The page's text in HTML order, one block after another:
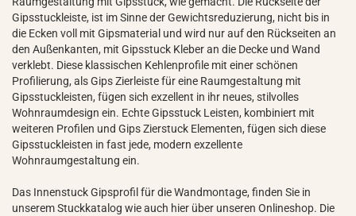
Gipsstuckleiste, ist im Sinne der Gewichtsreduzierung, nicht bis in
die Ecken voll mit Gipsmaterial und wird nur auf den Rückseiten an
den Außenkanten, mit Gipsstuck Kleber an die Decke und Wand
verklebt. Diese klassischen Kehlenprofile mit einer schönen
Profilierung, als Gips Zierleiste für eine Raumgestaltung mit
Gipsstuckleisten, fügen sich exzellent in ihr neues, stilvolles
Wohnraumdesign ein. Echte Gipsstuck Leisten, kombiniert mit
weiteren Profilen und Gips Zierstuck Elementen, fügen sich diese
Gipsstuckleisten in fast jede, modern exzellente
Wohnraumgestaltung ein.
Das Innenstuck Gipsprofil für die Wandmontage, finden Sie in
unserem Stuckkatalog wie auch hier über unseren Onlineshop. Die